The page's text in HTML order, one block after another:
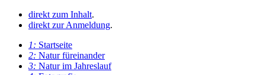
direkt zum Inhalt.
direkt zur Anmeldung.
1: Startseite
2: Natur füreinander
3: Natur im Jahreslauf